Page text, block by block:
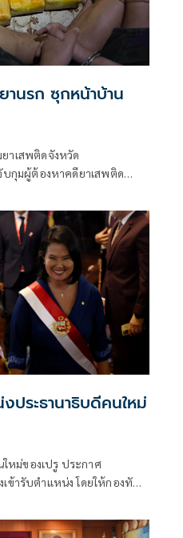
านรก ซุกหน้าบ้าน
าเสพติดจังหวัด
บกุมผู้ต้องหาคดียาเสพติด
งประธานาธิบดีคนใหม่
หม่ของเปรู ประกาศ
ารับตำแหน่ง โดยให้กองทัพ